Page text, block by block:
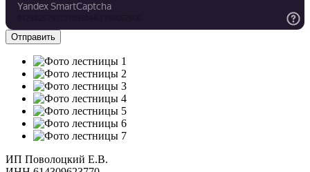
ИП Поволоцкий Е.В.